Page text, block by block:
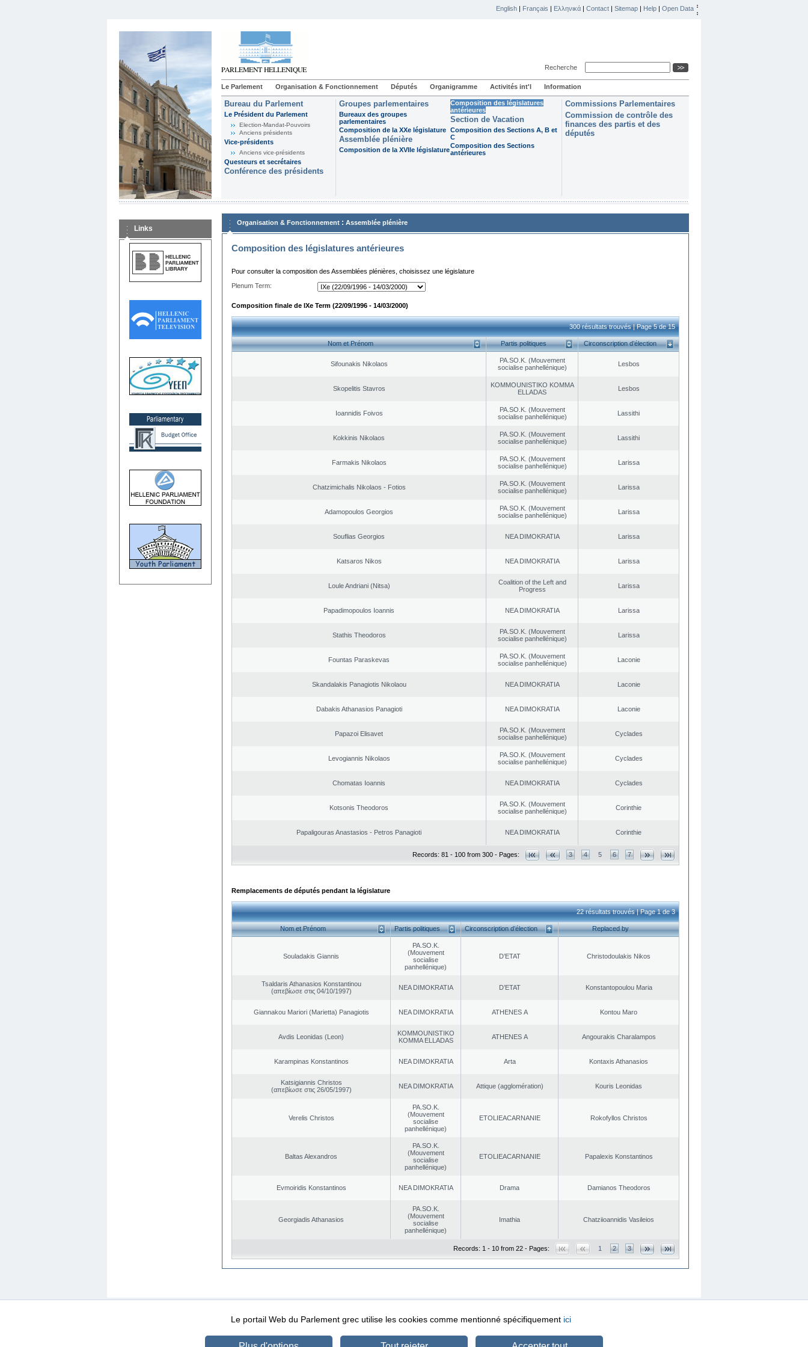
English | Français | Ελληνικά | Contact | Sitemap | Help | Open Data
Recherche
Le Parlement Organisation & Fonctionnement Députés Organigramme Activités int'l Information
Bureau du Parlement
Le Président du Parlement
Election-Mandat-Pouvoirs
Anciens présidents
Vice-présidents
Anciens vice-présidents
Questeurs et secrétaires
Conférence des présidents
Groupes parlementaires
Bureaux des groupes
parlementaires
Composition de la XXe législature
Assemblée plénière
Composition de la XVIIe législature
Composition des législatures
antérieures
Section de Vacation
Composition des Sections A, B et
C
Composition des Sections
antérieures
Commissions Parlementaires
Commission de contrôle des
finances des partis et des
députés
Links
Organisation & Fonctionnement : Assemblée plénière
Composition des législatures antérieures
Pour consulter la composition des Assemblées plénières, choisissez une législature
Plenum Term:
Composition finale de IXe Term (22/09/1996 - 14/03/2000)
300 résultats trouvés | Page 5 de 15
Nom et Prénom Partis politiques Circonscription d’élection
Sifounakis Nikolaos
PA.SO.K. (Mouvement
socialise panhellénique)
Lesbos
Skopelitis Stavros
KOMMOUNISTIKO KOMMA
ELLADAS
Lesbos
Ioannidis Foivos
PA.SO.K. (Mouvement
socialise panhellénique)
Lassithi
Kokkinis Nikolaos
PA.SO.K. (Mouvement
socialise panhellénique)
Lassithi
Farmakis Nikolaos
PA.SO.K. (Mouvement
socialise panhellénique)
Larissa
Chatzimichalis Nikolaos - Fotios
PA.SO.K. (Mouvement
socialise panhellénique)
Larissa
Adamopoulos Georgios
PA.SO.K. (Mouvement
socialise panhellénique)
Larissa
Souflias Georgios NEA DΙMOKRATIA Larissa
Katsaros Nikos NEA DΙMOKRATIA Larissa
Loule Andriani (Nitsa)
Coalition of the Left and
Progress
Larissa
Papadimopoulos Ioannis NEA DΙMOKRATIA Larissa
Stathis Theodoros
PA.SO.K. (Mouvement
socialise panhellénique)
Larissa
Fountas Paraskevas
PA.SO.K. (Mouvement
socialise panhellénique)
Laconie
Skandalakis Panagiotis Nikolaou NEA DΙMOKRATIA Laconie
Dabakis Athanasios Panagioti NEA DΙMOKRATIA Laconie
Papazoi Elisavet
PA.SO.K. (Mouvement
socialise panhellénique)
Cyclades
Levogiannis Nikolaos
PA.SO.K. (Mouvement
socialise panhellénique)
Cyclades
Chomatas Ioannis NEA DΙMOKRATIA Cyclades
Kotsonis Theodoros
PA.SO.K. (Mouvement
socialise panhellénique)
Corinthie
Papaligouras Anastasios - Petros Panagioti NEA DΙMOKRATIA Corinthie
Records: 81 - 100 from 300 - Pages: 3 4 5 6 7
Remplacements de députés pendant la législature
22 résultats trouvés | Page 1 de 3
Nom et Prénom Partis politiques Circonscription d’élection Replaced by
Souladakis Giannis
PA.SO.K.
(Mouvement
socialise
panhellénique)
D’ETAT Christodoulakis Nikos
Tsaldaris Athanasios Konstantinou
(απεβίωσε στις 04/10/1997)
NEA DΙMOKRATIA D’ETAT Konstantopoulou Maria
Giannakou Mariori (Marietta) Panagiotis NEA DΙMOKRATIA ATHENES Α Kontou Maro
Avdis Leonidas (Leon)
KOMMOUNISTIKO
KOMMA ELLADAS
ATHENES Α Angourakis Charalampos
Karampinas Konstantinos NEA DΙMOKRATIA Arta Kontaxis Athanasios
Katsigiannis Christos
(απεβίωσε στις 26/05/1997)
NEA DΙMOKRATIA Αttique (agglomération) Kouris Leonidas
Verelis Christos
PA.SO.K.
(Mouvement
socialise
panhellénique)
EΤOLIEACARNANIE Rokofyllos Christos
Baltas Alexandros
PA.SO.K.
(Mouvement
socialise
panhellénique)
EΤOLIEACARNANIE Papalexis Konstantinos
Evmoiridis Konstantinos NEA DΙMOKRATIA Drama Damianos Theodoros
Georgiadis Athanasios
PA.SO.K.
(Mouvement
socialise
panhellénique)
Imathia Chatziioannidis Vasileios
Records: 1 - 10 from 22 - Pages: 1 2 3
Conditions d’utilisation Data Protection Security & Access
Le portail Web du Parlement grec utilise les cookies comme mentionné spécifiquement ici